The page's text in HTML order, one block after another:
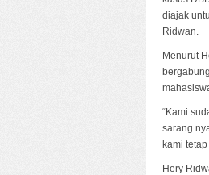
diajak
Ridwan.
Menurut
“Kami
sarang
kami
Hery